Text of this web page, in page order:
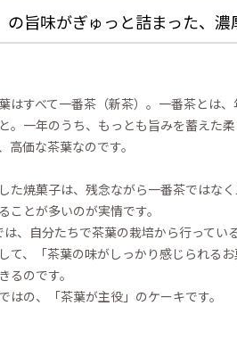
の旨味がぎゅっと詰まった、濃
はすべて一番茶（新茶）。一番茶とは、
。一年のうち、もっとも旨みを蓄えた
高価な茶葉なのです。
た焼菓子は、残念ながら一番茶ではな
ことが多いのが実情です。
、自分たちで茶葉の栽培から行っている
て、「茶葉の味がしっかり感じられる
るのです。
はの、「茶葉が主役」のケーキです。